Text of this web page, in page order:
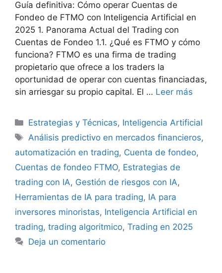
Guía definitiva: Cómo operar Cuentas de
Fondeo de FTMO con Inteligencia Artificial en
2025 1. Panorama Actual del Trading con
Cuentas de Fondeo 1.1. ¿Qué es FTMO y cómo
funciona? FTMO es una firma de trading
propietario que ofrece a los traders la
oportunidad de operar con cuentas financiadas,
sin arriesgar su propio capital. El … Leer más
Categorías
Estrategias y Técnicas, Inteligencia Artificial
Etiquetas
Análisis predictivo en mercados financieros,
automatización en trading, Cuenta de fondeo,
Cuentas de fondeo FTMO, Estrategias de
trading con IA, Gestión de riesgos con IA,
Herramientas de IA para trading, IA para
inversores minoristas, Inteligencia Artificial en
trading, trading algoritmico, Trading en 2025
Deja un comentario